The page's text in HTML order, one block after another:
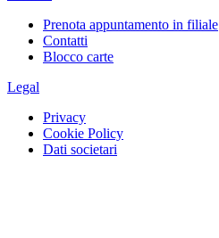
Prenota appuntamento in filiale
Contatti
Blocco carte
Legal
Privacy
Cookie Policy
Dati societari